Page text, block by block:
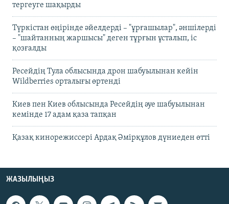
тергеуге шақырды
Түркістан өңірінде әйелдерді – "ұрғашылар", әншілерді
– "шайтанның жаршысы" деген тұрғын ұсталып, іс
қозғалды
Ресейдің Тула облысында дрон шабуылынан кейін
Wildberries орталығы өртенді
Киев пен Киев облысында Ресейдің әуе шабуылынан
кемінде 17 адам қаза тапқан
Қазақ кинорежиссері Ардақ Әмірқұлов дүниеден өтті
ЖАЗЫЛЫҢЫЗ